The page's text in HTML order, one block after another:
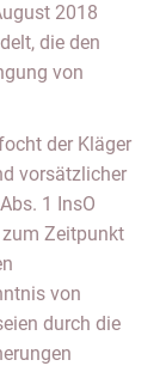
2018
die den
von
der Kläger
vorsätzlicher
1 InsO
zum Zeitpunkt
von
durch die